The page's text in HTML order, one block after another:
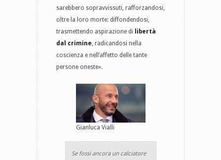
sarebbero sopravvissuti, rafforzandosi,
oltre la loro morte: diffondendosi,
trasmettendo aspirazione di libertà
dal crimine, radicandosi nella
coscienza e nell’affetto delle tante
persone oneste».
Gianluca Vialli
Se fossi ancora un calciatore